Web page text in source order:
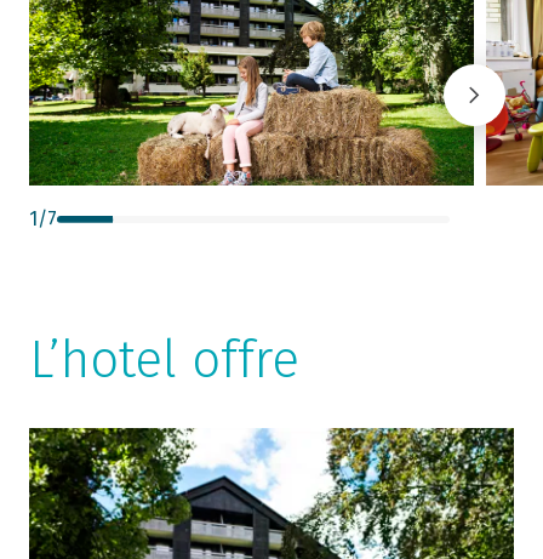
1 /7
L’hotel offre